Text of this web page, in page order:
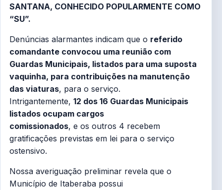
SANTANA, CONHECIDO POPULARMENTE COMO
“SU”.
Denúncias alarmantes indicam que o referido
comandante convocou uma reunião com
Guardas Municipais, listados para uma suposta
vaquinha, para contribuições na manutenção
das viaturas, para o serviço.
Intrigantemente,12 dos 16 Guardas Municipais
listados ocupam cargos
comissionados, e os outros 4 recebem
gratificações previstas em lei para o serviço
ostensivo.
Nossa averiguação preliminar revela que o
Município de Itaberaba possui